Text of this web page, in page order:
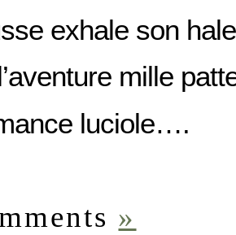
exhale son
mille
luciole….
»